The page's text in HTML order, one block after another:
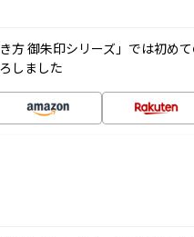
方 御朱印シリーズ」では初め
しました